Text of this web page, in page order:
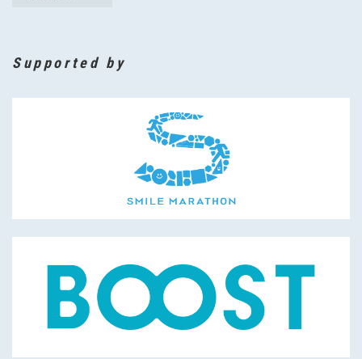
Supported by